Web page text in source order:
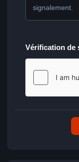
signalement.
Vérification de